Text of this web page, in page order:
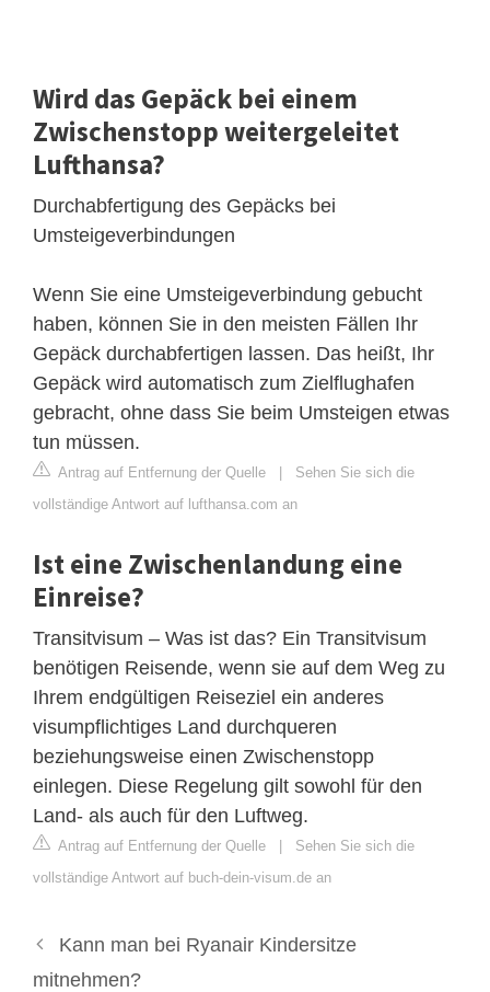
Wird das Gepäck bei einem
Zwischenstopp weitergeleitet
Lufthansa?
Durchabfertigung des Gepäcks bei
Umsteigeverbindungen
Wenn Sie eine Umsteigeverbindung gebucht
haben, können Sie in den meisten Fällen Ihr
Gepäck durchabfertigen lassen. Das heißt, Ihr
Gepäck wird automatisch zum Zielflughafen
gebracht, ohne dass Sie beim Umsteigen etwas
tun müssen.
Antrag auf Entfernung der Quelle | Sehen Sie sich die
vollständige Antwort auf lufthansa.com an
Ist eine Zwischenlandung eine
Einreise?
Transitvisum – Was ist das? Ein Transitvisum
benötigen Reisende, wenn sie auf dem Weg zu
Ihrem endgültigen Reiseziel ein anderes
visumpflichtiges Land durchqueren
beziehungsweise einen Zwischenstopp
einlegen. Diese Regelung gilt sowohl für den
Land- als auch für den Luftweg.
Antrag auf Entfernung der Quelle | Sehen Sie sich die
vollständige Antwort auf buch-dein-visum.de an
Kann man bei Ryanair Kindersitze
mitnehmen?